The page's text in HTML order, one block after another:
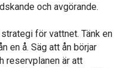
och avgörande.
för vattnet. Tänk en
en å. Säg att ån börjar
reservplanen är att